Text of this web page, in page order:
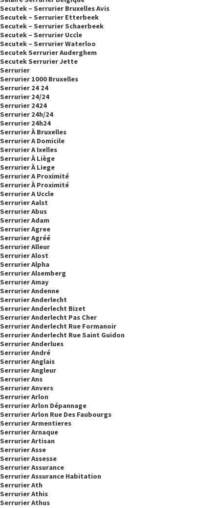
Secutek – Serrurier Bruxelles Avis
Secutek – Serrurier Etterbeek
Secutek – Serrurier Schaerbeek
Secutek – Serrurier Uccle
Secutek – Serrurier Waterloo
Secutek Serrurier Auderghem
Secutek Serrurier Jette
Serrurier
Serrurier 1000 Bruxelles
Serrurier 24 24
Serrurier 24/24
Serrurier 2424
Serrurier 24h/24
Serrurier 24h24
Serrurier À Bruxelles
Serrurier A Domicile
Serrurier A Ixelles
Serrurier À Liège
Serrurier À Liege
Serrurier A Proximité
Serrurier À Proximité
Serrurier A Uccle
Serrurier Aalst
Serrurier Abus
Serrurier Adam
Serrurier Agree
Serrurier Agréé
Serrurier Alleur
Serrurier Alost
Serrurier Alpha
Serrurier Alsemberg
Serrurier Amay
Serrurier Andenne
Serrurier Anderlecht
Serrurier Anderlecht Bizet
Serrurier Anderlecht Pas Cher
Serrurier Anderlecht Rue Formanoir
Serrurier Anderlecht Rue Saint Guidon
Serrurier Anderlues
Serrurier André
Serrurier Anglais
Serrurier Angleur
Serrurier Ans
Serrurier Anvers
Serrurier Arlon
Serrurier Arlon Dépannage
Serrurier Arlon Rue Des Faubourgs
Serrurier Armentieres
Serrurier Arnaque
Serrurier Artisan
Serrurier Asse
Serrurier Assesse
Serrurier Assurance
Serrurier Assurance Habitation
Serrurier Ath
Serrurier Athis
Serrurier Athus